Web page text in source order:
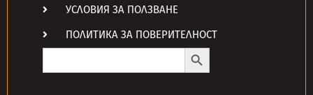
УСЛОВИЯ ЗА ПОЛЗВАНЕ
ПОЛИТИКА ЗА ПОВЕРИТЕЛНОСТ
Search
Search Button